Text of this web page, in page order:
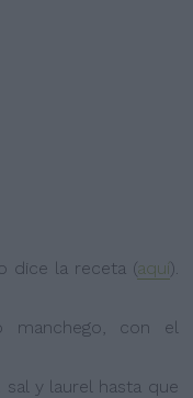
dice la receta (aquí).
manchego, con el
y laurel hasta que